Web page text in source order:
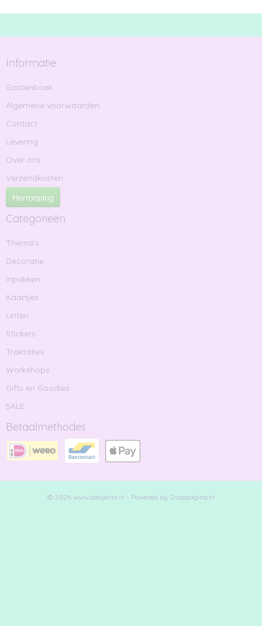
Informatie
Gastenboek
Algemene voorwaarden
Contact
Levering
Over ons
Verzendkosten
Herroeping
Categorieën
Thema's
Decoratie
Inpakken
Kaartjes
Linten
Stickers
Traktaties
Workshops
Gifts en Goodies
SALE
Betaalmethodes
© 2026 www.pakjeinn.nl - Powered by Shoppagina.nl